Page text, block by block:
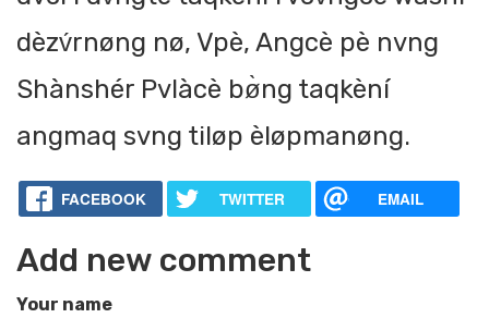
dèzv́rnøng nø, Vpè, Angcè pè nvng
Shànshér Pvlàcè bø̀ng taqkèní
angmaq svng tiløp èløpmanøng.
FACEBOOK TWITTER EMAIL
Add new comment
Your name